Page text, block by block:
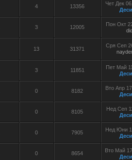
4 13356
Чет Дек
3 12005
Пон Окт
13 31371
Сря Сеп
3 11851
Пет Май
0 8182
Вто Апр
0 8105
Нед Сеп
0 7905
Нед Юни
0 8654
Вто Май